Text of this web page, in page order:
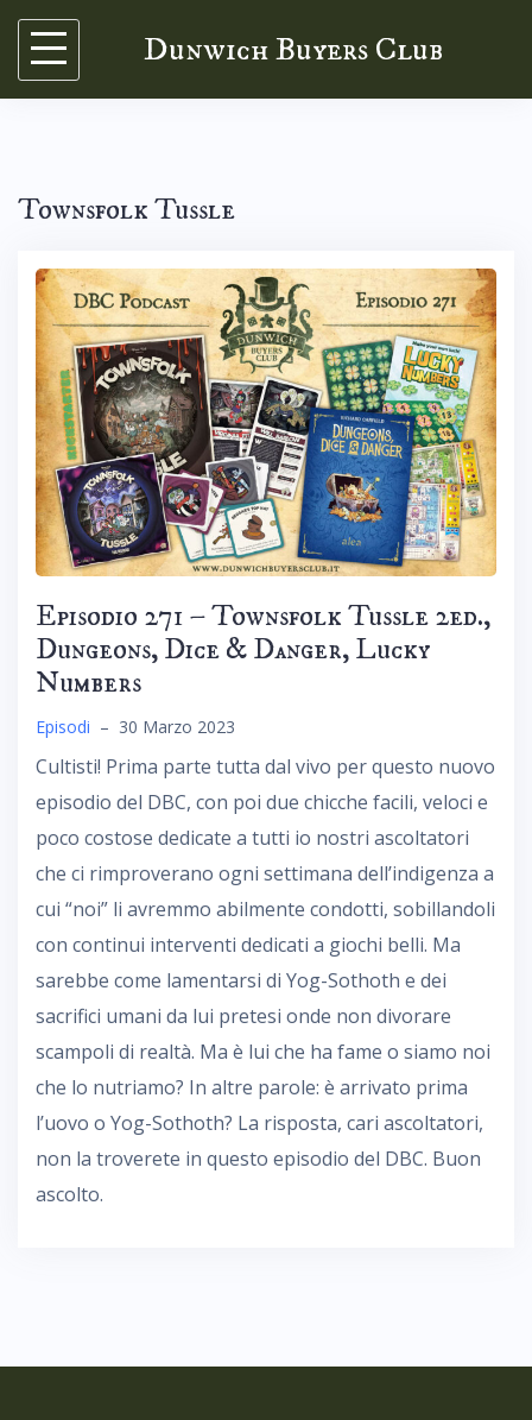
Skip
content
Dunwich Buyers Club
Townsfolk Tussle
Episodio 271 – Townsfolk Tussle 2ed.,
Dungeons, Dice & Danger, Lucky
Numbers
Episodi – 30 Marzo 2023
Cultisti! Prima parte tutta dal vivo per questo nuovo
episodio del DBC, con poi due chicche facili, veloci e
poco costose dedicate a tutti io nostri ascoltatori
che ci rimproverano ogni settimana dell’indigenza a
cui “noi” li avremmo abilmente condotti, sobillandoli
con continui interventi dedicati a giochi belli. Ma
sarebbe come lamentarsi di Yog-Sothoth e dei
sacrifici umani da lui pretesi onde non divorare
scampoli di realtà. Ma è lui che ha fame o siamo noi
che lo nutriamo? In altre parole: è arrivato prima
l’uovo o Yog-Sothoth? La risposta, cari ascoltatori,
non la troverete in questo episodio del DBC. Buon
ascolto.